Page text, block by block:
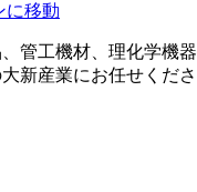
に移動
管工機材、理化学機器
新産業にお任せくださ